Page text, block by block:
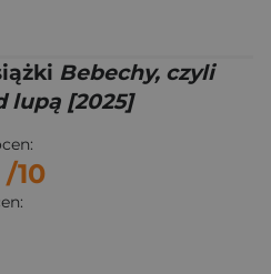
Bebechy, czyli
lupą [2025]
/10